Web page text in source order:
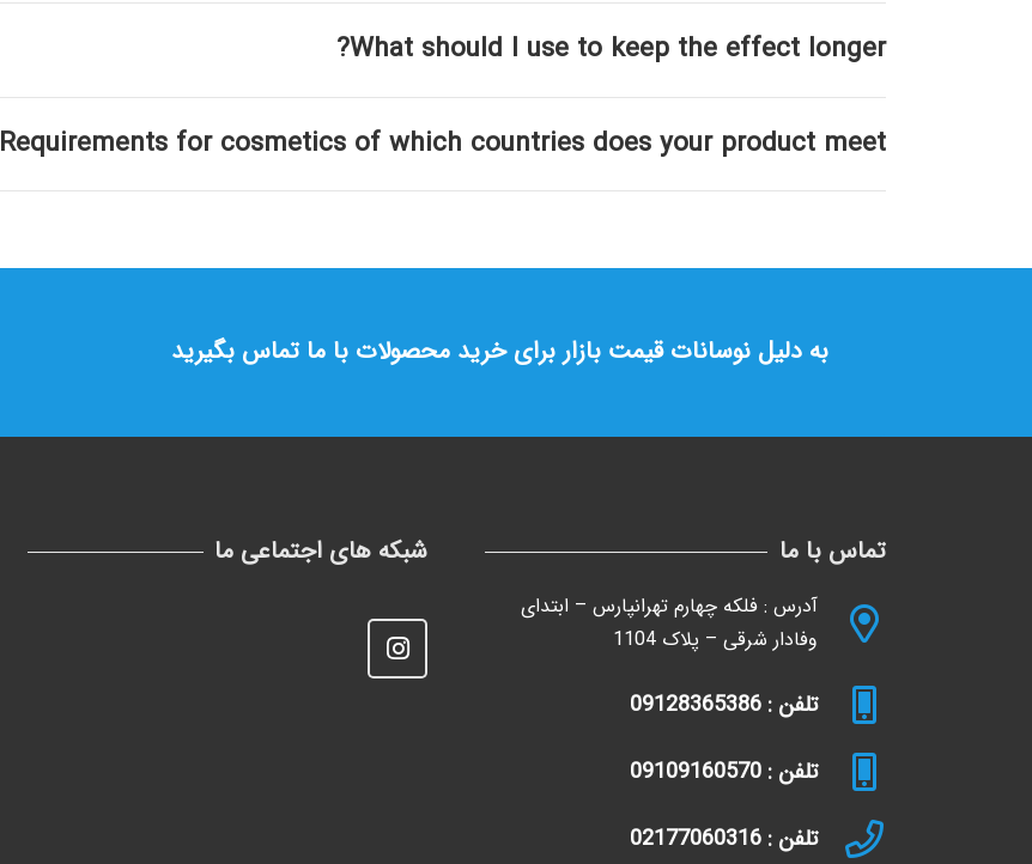
What should I use to keep the effect longer?
Requirements for cosmetics of which countries does your product meet?
به دلیل نوسانات قیمت بازار برای خرید محصولات با ما تماس بگیرید
تماس با ما
آدرس : فلکه چهارم تهرانپارس – ابتدای
وفادار شرقی – پلاک 1104
تلفن : 09128365386
تلفن : 09109160570
تلفن : 02177060316
شبکه های اجتماعی ما